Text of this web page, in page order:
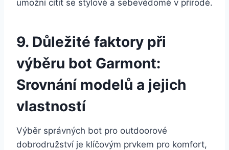
umožní cítit se stylově a sebevědomě ‌v přírodě.
9. Důležité faktory při
výběru bot‍ Garmont:
⁣Srovnání modelů a jejich​
vlastností
Výběr správných bot pro outdoorové
dobrodružství je⁣ klíčovým prvkem pro komfort,